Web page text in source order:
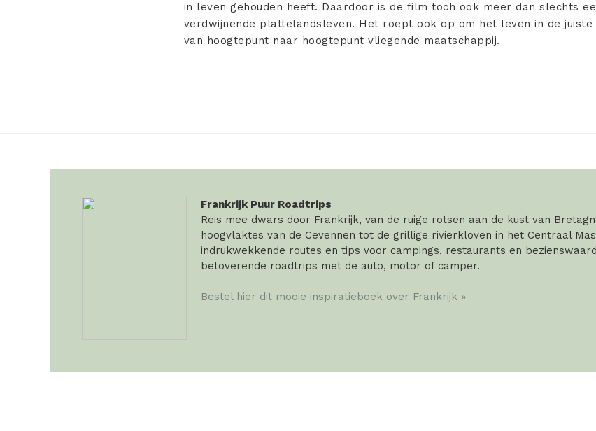
in leven gehouden heeft. Daardoor is de film toch ook meer dan slechts
verdwijnende plattelandsleven. Het roept ook op om het leven in de
van hoogtepunt naar hoogtepunt vliegende maatschappij.
Frankrijk Puur Roadtrips
Reis mee dwars door Frankrijk, van de ruige rotsen aan de kust van
hoogvlaktes van de Cevennen tot de grillige rivierkloven in het Centraal
indrukwekkende routes en tips voor campings, restaurants en
betoverende roadtrips met de auto, motor of camper.
Bestel hier dit mooie inspiratieboek over Frankrijk »